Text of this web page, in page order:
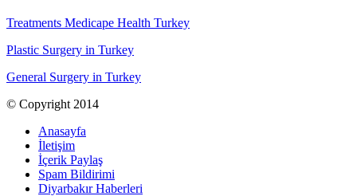
Treatments Medicape Health Turkey
Plastic Surgery in Turkey
General Surgery in Turkey
© Copyright 2014
Anasayfa
İletişim
İçerik Paylaş
Spam Bildirimi
Diyarbakır Haberleri